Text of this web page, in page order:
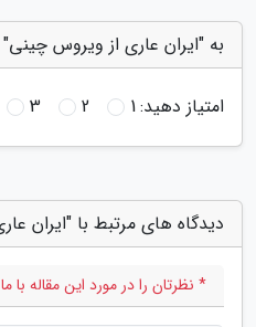
به "ایران عاری از ویروس چینی"
امتیاز دهید:1
2
3
دیدگاه های مرتبط با "ایران
* نظرتان را در مورد این مقاله با